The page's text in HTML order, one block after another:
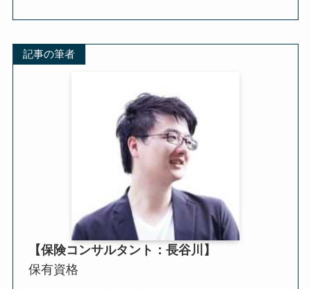
記事の筆者
【保険コンサルタント：長谷川】
保有資格